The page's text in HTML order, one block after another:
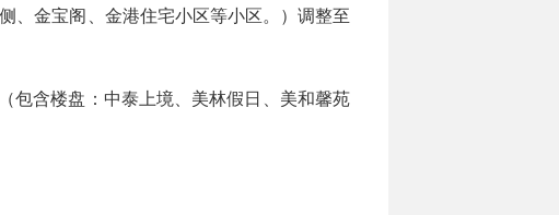
、金宝阁、金港住宅小区等小区。）调整至
含楼盘：中泰上境、美林假日、美和馨苑